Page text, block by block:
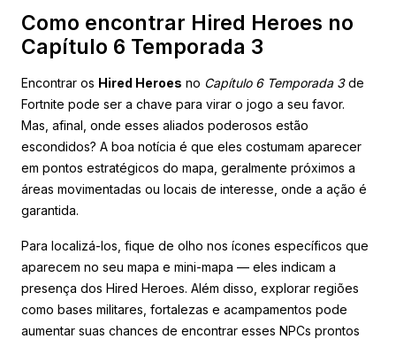
Como encontrar Hired Heroes no
Capítulo 6 Temporada 3
Encontrar os Hired Heroes no Capítulo 6 Temporada 3de
Fortnite pode ser a chave para virar o jogo a seu favor.
Mas, afinal, onde esses aliados poderosos estão
escondidos? A boa notícia é que eles costumam aparecer
em pontos estratégicos do mapa, geralmente próximos a
áreas movimentadas ou locais de interesse, onde a ação é
garantida.
Para localizá-los, fique de olho nos ícones específicos que
aparecem no seu mapa e mini-mapa — eles indicam a
presença dos Hired Heroes. Além disso, explorar regiões
como bases militares, fortalezas e acampamentos pode
aumentar suas chances de encontrar esses NPCs prontos